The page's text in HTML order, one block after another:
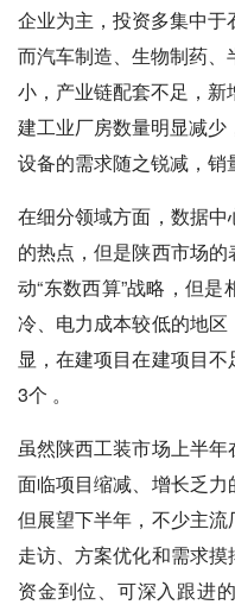
企业为主，投资多集中于
而汽车制造、生物制药
小，产业链配套不足，
建工业厂房数量明显减
设备的需求随之锐减，销
在细分领域方面，数据
的热点，但是陕西市场
动“东数西算”战略，但
冷、电力成本较低的地
显，在建项目在建项目
3个 。
虽然陕西工装市场上半
面临项目缩减、增长乏力
但展望下半年，不少主
走访、方案优化和需求摸
资金到位、可深入跟进